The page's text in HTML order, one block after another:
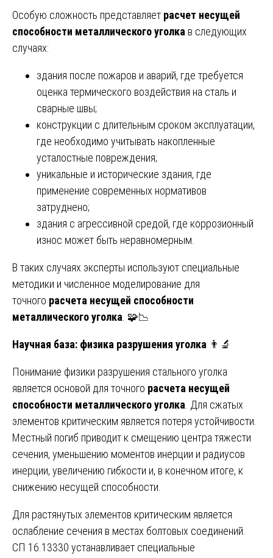
Особую сложность представляет расчет несущей
способности металлического уголка в следующих
случаях:
здания после пожаров и аварий, где требуется
оценка термического воздействия на сталь и
сварные швы;
конструкции с длительным сроком эксплуатации,
где необходимо учитывать накопленные
усталостные повреждения;
уникальные и исторические здания, где
применение современных нормативов
затруднено;
здания с агрессивной средой, где коррозионный
износ может быть неравномерным.
В таких случаях эксперты используют специальные
методики и численное моделирование для
точного расчета несущей способности
металлического уголка . 🧩📉
Научная база: физика разрушения уголка 👨🔬
Понимание физики разрушения стального уголка
является основой для точного расчета несущей
способности металлического уголка . Для сжатых
элементов критическим является потеря устойчивости.
Местный погиб приводит к смещению центра тяжести
сечения, уменьшению моментов инерции и радиусов
инерции, увеличению гибкости и, в конечном итоге, к
снижению несущей способности.
Для растянутых элементов критическим является
ослабление сечения в местах болтовых соединений.
СП 16.13330 устанавливает специальные